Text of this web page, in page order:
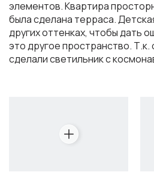
элементов. Квартира
была сделана терраса.
других оттенках, чтобы дать
это другое пространство.
сделали светильник с